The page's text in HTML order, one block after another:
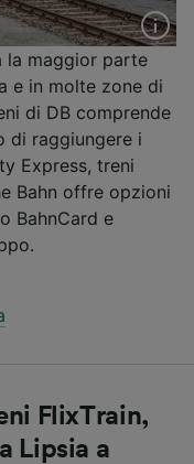
la maggior parte
e in molte zone di
di DB comprende
di raggiungere i
Express, treni
Bahn offre opzioni
BahnCard e
FlixTrain,
Lipsia a